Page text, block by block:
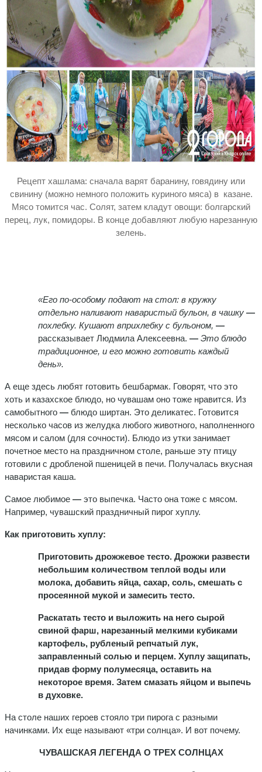
Рецепт хашлама: сначала варят баранину, говядину или
свинину (можно немного положить куриного мяса) в казане.
Мясо томится час. Солят, затем кладут овощи: болгарский
перец, лук, помидоры. В конце добавляют любую нарезанную
зелень.
«Его по-особому подают на стол: в кружку
отдельно наливают наваристый бульон, в чашку —
похлебку. Кушают вприхлебку с бульоном, —
рассказывает Людмила Алексеевна. — Это блюдо
традиционное, и его можно готовить каждый
день».
А еще здесь любят готовить бешбармак. Говорят, что это
хоть и казахское блюдо, но чувашам оно тоже нравится. Из
самобытного — блюдо ширтан. Это деликатес. Готовится
несколько часов из желудка любого животного, наполненного
мясом и салом (для сочности). Блюдо из утки занимает
почетное место на праздничном столе, раньше эту птицу
готовили с дробленой пшеницей в печи. Получалась вкусная
наваристая каша.
Самое любимое — это выпечка. Часто она тоже с мясом.
Например, чувашский праздничный пирог хуплу.
Как приготовить хуплу:
Приготовить дрожжевое тесто. Дрожжи развести
небольшим количеством теплой воды или
молока, добавить яйца, сахар, соль, смешать с
просеянной мукой и замесить тесто.
Раскатать тесто и выложить на него сырой
свиной фарш, нарезанный мелкими кубиками
картофель, рубленый репчатый лук,
заправленный солью и перцем. Хуплу защипать,
придав форму полумесяца, оставить на
некоторое время. Затем смазать яйцом и выпечь
в духовке.
На столе наших героев стояло три пирога с разными
начинками. Их еще называют «три солнца». И вот почему.
ЧУВАШСКАЯ ЛЕГЕНДА О ТРЕХ СОЛНЦАХ